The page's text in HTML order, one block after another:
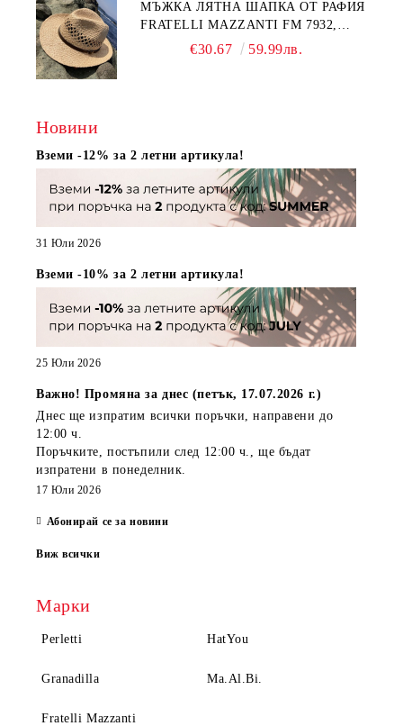
МЪЖКА ЛЯТНА ШАПКА ОТ РАФИЯ
FRATELLI MAZZANTI FM 7932,
НАТУРАЛЕН
€30.67 59.99лв.
Новини
Вземи -12% за 2 летни артикула!
31 Юли 2026
Вземи -10% за 2 летни артикула!
25 Юли 2026
Важно! Промяна за днес (петък, 17.07.2026 г.)
Днес ще изпратим всички поръчки, направени до
12:00 ч.
Поръчките, постъпили след 12:00 ч.
, ще бъдат
изпратени в понеделник
17 Юли 2026
Абонирай се за новини
Виж всички
Марки
Perletti HatYou
Granadilla Ma.Al.Bi.
Fratelli Mazzanti